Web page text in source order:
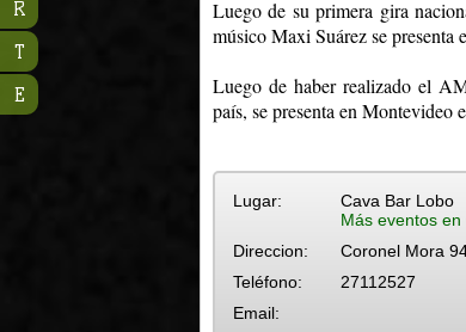
Luego de su primera gira
músico Maxi Suárez se
Luego de haber realizado el
país, se presenta en Montevideo
Lugar:
Cava Bar Lobo
Más eventos
Direccion:
Coronel Mora
Teléfono:
27112527
Email:
R
T
E